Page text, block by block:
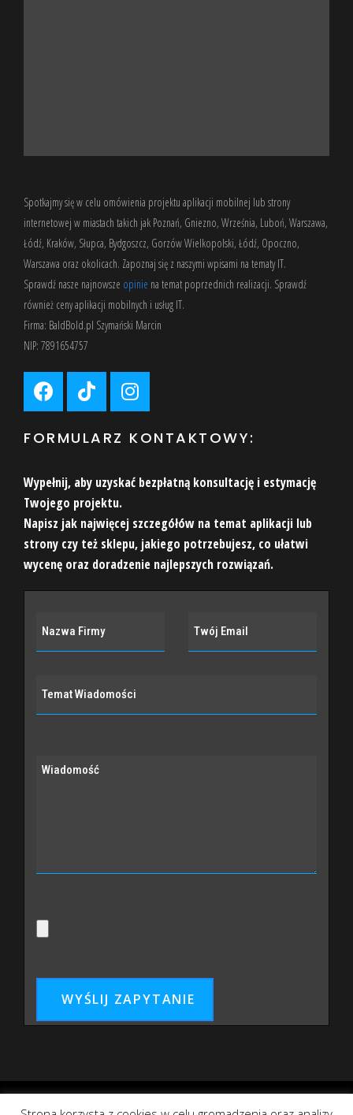
Spotkajmy się w celu omówienia projektu aplikacji mobilnej lub strony
internetowej w miastach takich jak Poznań, Gniezno, Września, Luboń, Warszawa,
Łódź, Kraków, Słupca, Bydgoszcz, Gorzów Wielkopolski, Łódź, Opoczno,
Warszawa oraz okolicach. Zapoznaj się z naszymi wpisami na tematy IT.
Sprawdź nasze najnowsze opinie na temat poprzednich realizacji. Sprawdź
również ceny aplikacji mobilnych i usług IT.
Firma: BaldBold.pl Szymański Marcin
NIP: 7891654757
FORMULARZ KONTAKTOWY:
Wypełnij, aby uzyskać bezpłatną konsultację i estymację
Twojego projektu.
Napisz jak najwięcej szczegółów na temat aplikacji lub
strony czy też sklepu, jakiego potrzebujesz, co ułatwi
wycenę oraz doradzenie najlepszych rozwiązań.